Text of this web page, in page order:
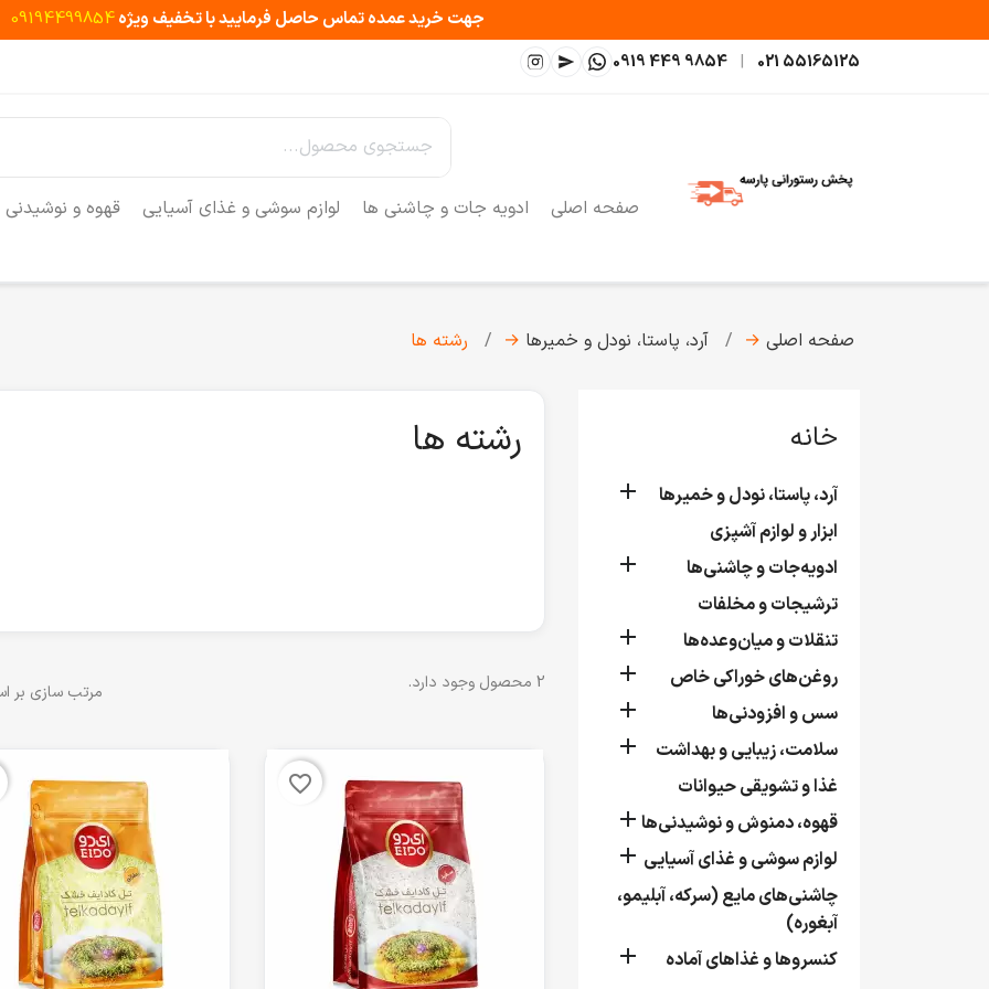
جهت خرید عمده تماس حاصل فرمایید با تخفیف ویژه09194499854
021 55165125
|
0919 449 9854
صفحه اصلی ادویه جات و چاشنی ها لوازم سوشی و غذای آسیایی قهوه و نوشیدنی
صفحه اصلی → آرد، پاستا، نودل و خمیرها → رشته ها
خانه
آرد، پاستا، نودل و خمیرها

ابزار و لوازم آشپزی
ادویه‌جات و چاشنی‌ها

ترشیجات و مخلفات
تنقلات و میان‌وعده‌ها

روغن‌های خوراکی خاص

سس و افزودنی‌ها

سلامت، زیبایی و بهداشت

غذا و تشویقی حیوانات
قهوه، دمنوش و نوشیدنی‌ها 
لوازم سوشی و غذای آسیایی 
چاشنی‌های مایع (سرکه، آبلیمو،
آبغوره)
کنسروها و غذاهای آماده

رشته ها
2 محصول وجود دارد. مرتب سازی بر
favorite_border